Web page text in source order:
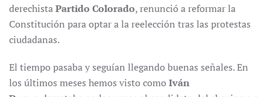
derechistaPartido Colorado, renunció a reformar la
Constitución para optar a la reelección tras las protestas
ciudadanas.
El tiempo pasaba y seguían llegando buenas señales. En
los últimos meses hemos visto como Iván